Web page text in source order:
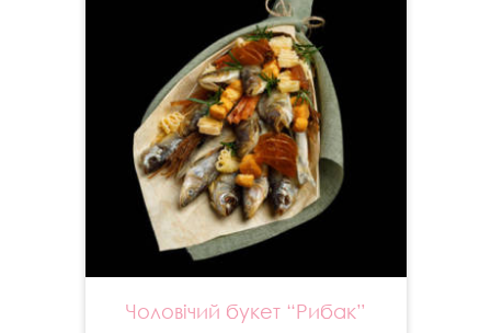
Чоловічий букет “Рибак”